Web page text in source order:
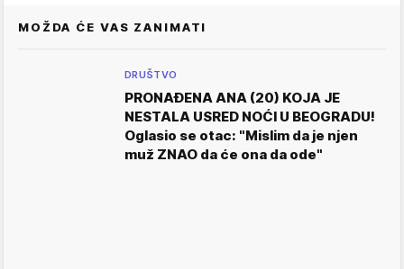
MOŽDA ĆE VAS ZANIMATI
DRUŠTVO
PRONAĐENA ANA (20) KOJA JE
NESTALA USRED NOĆI U BEOGRADU!
Oglasio se otac: "Mislim da je njen
muž ZNAO da će ona da ode"